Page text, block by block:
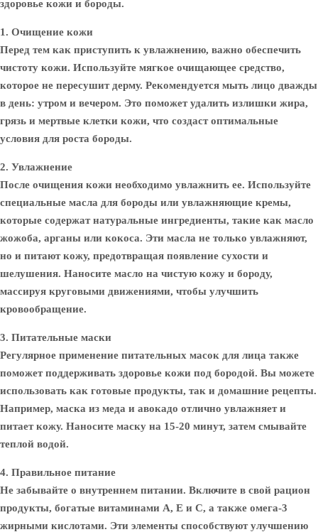
здоровье кожи и бороды.
1. Очищение кожи
Перед тем как приступить к увлажнению, важно обеспечить
чистоту кожи. Используйте мягкое очищающее средство,
которое не пересушит дерму. Рекомендуется мыть лицо дважды
в день: утром и вечером. Это поможет удалить излишки жира,
грязь и мертвые клетки кожи, что создаст оптимальные
условия для роста бороды.
2. Увлажнение
После очищения кожи необходимо увлажнить ее. Используйте
специальные масла для бороды или увлажняющие кремы,
которые содержат натуральные ингредиенты, такие как масло
жожоба, арганы или кокоса. Эти масла не только увлажняют,
но и питают кожу, предотвращая появление сухости и
шелушения. Наносите масло на чистую кожу и бороду,
массируя круговыми движениями, чтобы улучшить
кровообращение.
3. Питательные маски
Регулярное применение питательных масок для лица также
поможет поддерживать здоровье кожи под бородой. Вы можете
использовать как готовые продукты, так и домашние рецепты.
Например, маска из меда и авокадо отлично увлажняет и
питает кожу. Наносите маску на 15-20 минут, затем смывайте
теплой водой.
4. Правильное питание
Не забывайте о внутреннем питании. Включите в свой рацион
продукты, богатые витаминами A, E и C, а также омега-3
жирными кислотами. Эти элементы способствуют улучшению